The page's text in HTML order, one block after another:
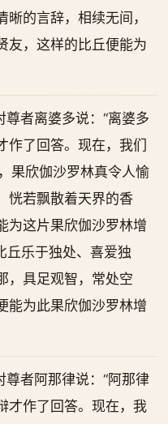
的言辞，相续无间，
友，这样的比丘便能为
者离婆多说：“离婆多
作了回答。现在，我们
果欣伽沙罗林真令人愉
恍若飘散着天界的香
为这片果欣伽沙罗林增
丘乐于独处、喜爱独
，具足观智，常处空
能为此果欣伽沙罗林增
者阿那律说：“阿那律
才作了回答。现在，我